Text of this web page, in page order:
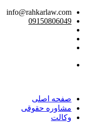
info@rahkarlaw.com
09150806049
صفحه اصلی
مشاوره حقوقی
وکالت